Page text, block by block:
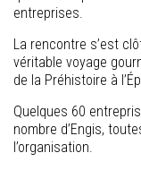
entreprises.
La rencontre s’est
véritable voyage
de la Préhistoire à
Quelques 60
nombre d’Engis,
l’organisation.